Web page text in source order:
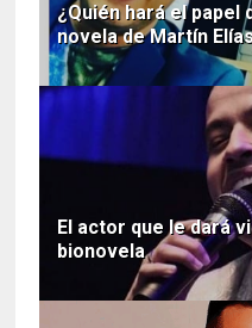
¿Quién hará el papel
novela de Martín
El actor que le dará
bionovela